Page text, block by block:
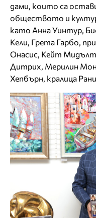
дами, които са
обществото и
като Анна Уинтур,
Кели, Грета Гарбо,
Онасис, Кейт
Дитрих, Мерилин
Хепбърн, кралица